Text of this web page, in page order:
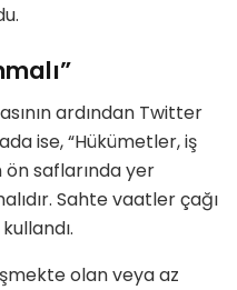
ardından Twitter
ise, “Hükümetler, iş
ön saflarında yer
Sahte vaatler çağı
olan veya az